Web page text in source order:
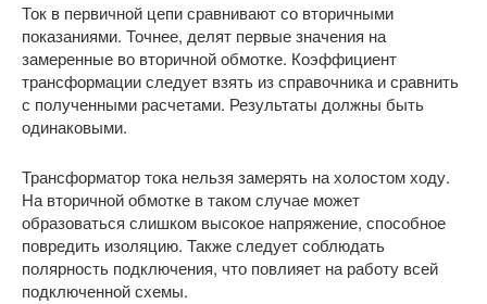
Ток в первичной цепи сравнивают со вторичными
показаниями. Точнее, делят первые значения на
замеренные во вторичной обмотке. Коэффициент
трансформации следует взять из справочника и сравнить
с полученными расчетами. Результаты должны быть
одинаковыми.
Трансформатор тока нельзя замерять на холостом ходу.
На вторичной обмотке в таком случае может
образоваться слишком высокое напряжение, способное
повредить изоляцию. Также следует соблюдать
полярность подключения, что повлияет на работу всей
подключенной схемы.